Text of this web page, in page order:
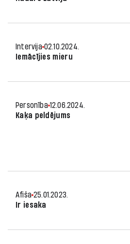
Intervija 02.10.2024.
Iemācījies mieru
Personība 12.06.2024.
Kaķa peldējums
Afiša 25.01.2023.
Ir iesaka